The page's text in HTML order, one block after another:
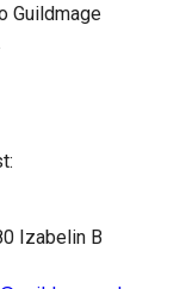
Guildmage
Izabelin B